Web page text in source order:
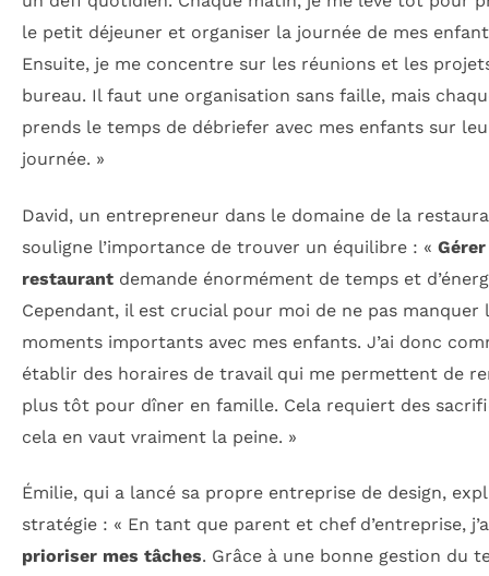
le petit déjeuner et organiser la journée de mes
Ensuite, je me concentre sur les réunions et les
bureau. Il faut une organisation sans faille, mais
prends le temps de débriefer avec mes enfants sur
journée. »
David, un entrepreneur dans le domaine de la
souligne l’importance de trouver un équilibre : «
restaurant demande énormément de temps et
Cependant, il est crucial pour moi de ne pas manquer
moments importants avec mes enfants. J’ai donc
établir des horaires de travail qui me permettent de
plus tôt pour dîner en famille. Cela requiert des
cela en vaut vraiment la peine. »
Émilie, qui a lancé sa propre entreprise de design,
stratégie : « En tant que parent et chef d’entreprise,
prioriser mes tâches. Grâce à une bonne gestion du